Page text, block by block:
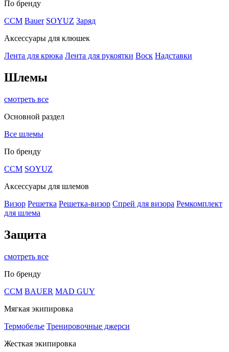
По бренду
CCM Bauer SOYUZ Заряд
Аксессуары для клюшек
Лента для крюка Лента для рукоятки Воск Надставки
Шлемы
смотреть все
Основной раздел
Все шлемы
По бренду
CCM SOYUZ
Аксессуары для шлемов
Визор Решетка Решетка-визор Спрей для визора Ремкомплект
для шлема
Защита
смотреть все
По бренду
CCM BAUER MAD GUY
Мягкая экипировка
Термобелье Тренировочные джерси
Жесткая экипировка